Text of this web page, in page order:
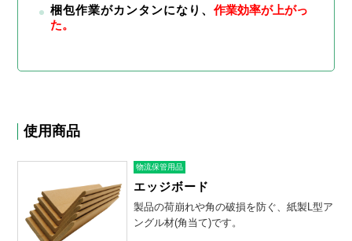
梱包作業がカンタンになり、作業効率が上がっ
た。
使用商品
物流保管用品
エッジボード
製品の荷崩れや角の破損を防ぐ、紙製L型ア
ングル材(角当て)です。